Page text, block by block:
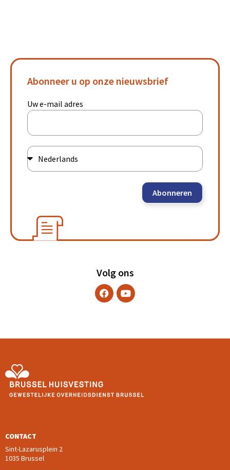
Abonneer u op onze nieuwsbrief
Uw e-mail adres
Abonneren
Volg ons
CONTACT
Sint-Lazarusplein 2
1035 Brussel